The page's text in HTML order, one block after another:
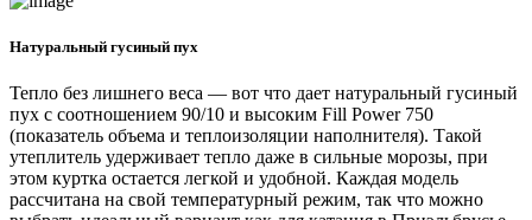
Натуральный гусиный пух
Тепло без лишнего веса — вот что дает натуральный гусиный
пух с соотношением 90/10 и высоким Fill Power 750
(показатель объема и теплоизоляции наполнителя). Такой
утеплитель удерживает тепло даже в сильные морозы, при
этом куртка остается легкой и удобной. Каждая модель
рассчитана на свой температурный режим, так что можно